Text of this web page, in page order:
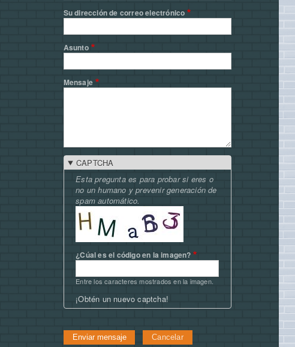
Su dirección de correo electrónico
Asunto
Mensaje
CAPTCHA
Esta pregunta es para probar si eres o
no un humano y prevenir generación de
spam automático.
¿Cúal es el código en la imagen?
Entre los caracteres mostrados en la imagen.
¡Obtén un nuevo captcha!
Cancelar